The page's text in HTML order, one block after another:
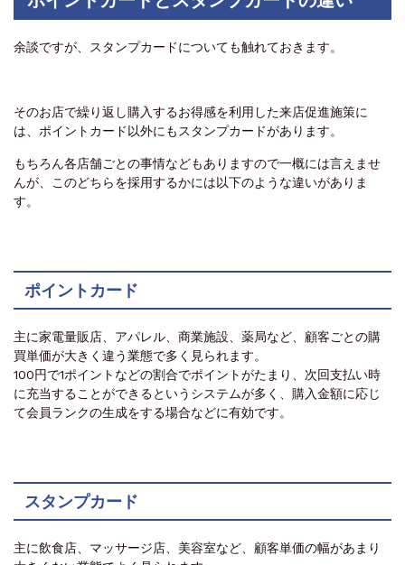
余談ですが、スタンプカードについても触れておきます。
そのお店で繰り返し購入するお得感を利用した来店促進施策に
は、ポイントカード以外にもスタンプカードがあります。
もちろん各店舗ごとの事情などもありますので一概には言えませ
んが、このどちらを採用するかには以下のような違いがありま
す。
ポイントカード
主に家電量販店、アパレル、商業施設、薬局など、顧客ごとの購
買単価が大きく違う業態で多く見られます。
100円で1ポイントなどの割合でポイントがたまり、次回支払い時
に充当することができるというシステムが多く、購入金額に応じ
て会員ランクの生成をする場合などに有効です。
スタンプカード
主に飲食店、マッサージ店、美容室など、顧客単価の幅があまり